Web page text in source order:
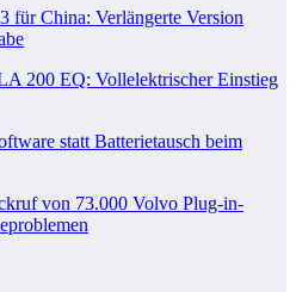
für China: Verlängerte Version
200 EQ: Vollelektrischer Einstieg
statt Batterietausch beim
von 73.000 Volvo Plug-in-